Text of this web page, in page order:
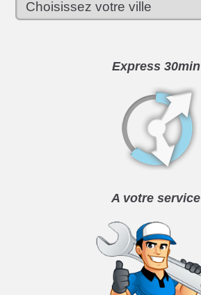
Express 30min
A votre service